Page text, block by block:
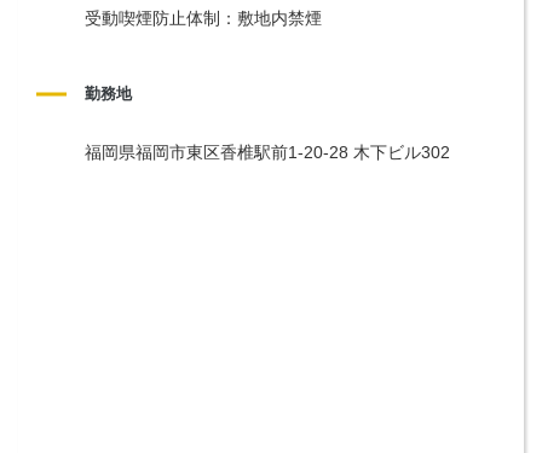
受動喫煙防止体制：敷地内禁煙
勤務地
福岡県福岡市東区香椎駅前1-20-28 木下ビル302